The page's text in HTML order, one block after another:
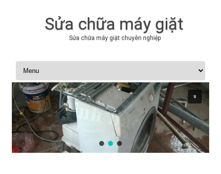
Sửa chữa máy giặt
Sửa chữa máy giặt chuyên nghiệp
Skip to content